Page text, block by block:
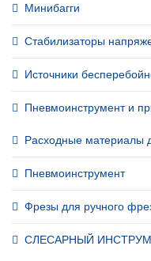
Минибагги
Стабилизаторы
Источники
Пневмоинструмент и
Расходные материалы
Пневмоинструмент
Фрезы для ручного
СЛЕСАРНЫЙ